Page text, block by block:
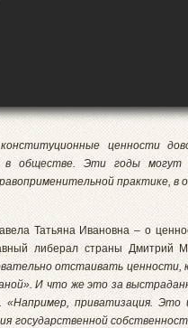
ценности
в обществе. Эти годы могут
практике, в
Татьяна Ивановна – о
либерал страны Дмитрий
отстаивать ценности,
И что же это за
приватизация. Это
государственной